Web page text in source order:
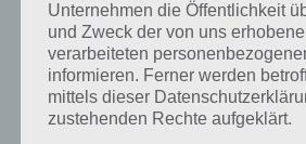
Kurze Begriffserklärung
Koffer
Koffer ist die Lösung für das tägliche Rätsel
Unternehmen die Öffentlichkeit
und Zweck der von uns
verarbeiteten
informieren. Ferner werden
mittels dieser
zustehenden Rechte aufgeklärt.